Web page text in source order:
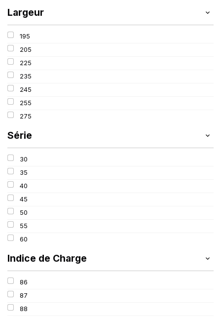
Largeur
195
205
225
235
245
255
275
Série
30
35
40
45
50
55
60
Indice de Charge
86
87
88